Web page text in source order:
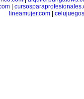
|
lineamujer.com